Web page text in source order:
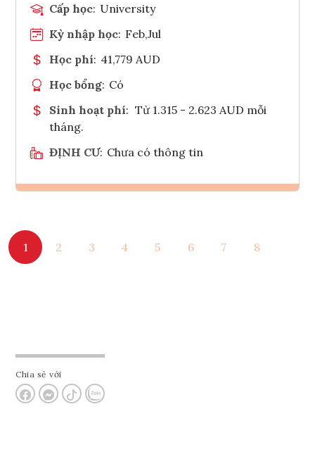
Cấp học: University
Kỳ nhập học: Feb,Jul
Học phí: 41,779 AUD
Học bổng: Có
Sinh hoạt phí: Từ 1.315 - 2.623 AUD mỗi
tháng.
ĐỊNH CƯ: Chưa có thông tin
Tham vấn Interlink
1 2 3 4 5 6 7 8
Chia sẻ với